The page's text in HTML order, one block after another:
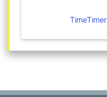
TimeTimer